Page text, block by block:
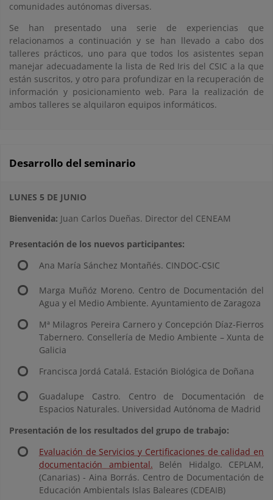
comunidades autónomas diversas.
Se han presentado una serie de experiencias que
relacionamos a continuación y se han llevado a cabo dos
talleres prácticos, uno para que todos los asistentes sepan
manejar adecuadamente la lista de Red Iris del CSIC a la que
están suscritos, y otro para profundizar en la recuperación de
información y posicionamiento web. Para la realización de
ambos talleres se alquilaron equipos informáticos.
Desarrollo del seminario
LUNES 5 DE JUNIO
Bienvenida: Juan Carlos Dueñas. Director del CENEAM
Presentación de los nuevos participantes:
Ana María Sánchez Montañés. CINDOC-CSIC
Marga Muñóz Moreno. Centro de Documentación del
Agua y el Medio Ambiente. Ayuntamiento de Zaragoza
Mª Milagros Pereira Carnero y Concepción Díaz-Fierros
Tabernero. Consellería de Medio Ambiente – Xunta de
Galicia
Francisca Jordá Catalá. Estación Biológica de Doñana
Guadalupe Castro. Centro de Documentación de
Espacios Naturales. Universidad Autónoma de Madrid
Presentación de los resultados del grupo de trabajo:
Evaluación de Servicios y Certificaciones de calidad en
documentación ambiental. Belén Hidalgo. CEPLAM,
(Canarias) - Aina Borrás. Centro de Documentación de
Educación Ambientals Islas Baleares (CDEAIB)